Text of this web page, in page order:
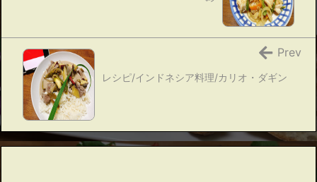
レシピ/インドネシア料理/カリオ・ダギン
Prev